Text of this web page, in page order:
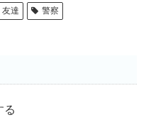
友達 警察
る